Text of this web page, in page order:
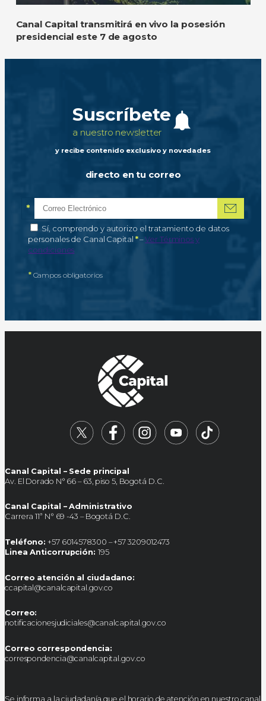
Canal Capital transmitirá en vivo la posesión
presidencial este 7 de agosto
Suscríbete
a nuestro newsletter
y recibe contenido exclusivo y novedades
directo en tu correo
Correo electrónico
*Campo obligatorio
Autorización de tratamiento de datos personales
Sí, comprendo y autorizo el tratamiento de datos
personales de Canal Capital *–Campo obligatorio
Ver Términos y
condiciones
*Campos obligatorios
Canal Capital – Sede principal
Av. El Dorado N° 66 – 63, piso 5, Bogotá D.C.
Canal Capital – Administrativo
Carrera 11ª N° 69 -43 – Bogotá D.C.
Teléfono: +57 6014578300 – +57 3209012473
Linea Anticorrupción: 195
Correo atención al ciudadano:
ccapital@canalcapital.gov.co
Correo:
notificacionesjudiciales@canalcapital.gov.co
Correo correspondencia:
correspondencia@canalcapital.gov.co
Se informa a la ciudadanía que el horario de atención en nuestro canal